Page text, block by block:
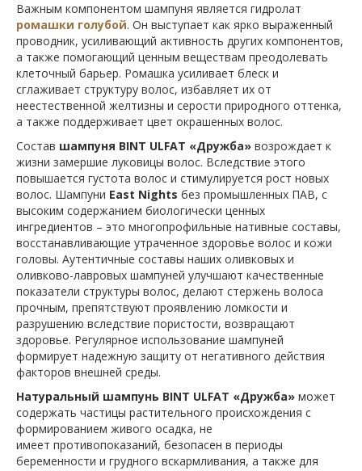
Важным компонентом шампуня является гидролат
ромашки голубой. Он выступает как ярко выраженный
проводник, усиливающий активность других компонентов,
а также помогающий ценным веществам преодолевать
клеточный барьер. Ромашка усиливает блеск и
сглаживает структуру волос, избавляет их от
неестественной желтизны и серости природного оттенка,
а также поддерживает цвет окрашенных волос.
Состав шампуня BINT ULFAT «Дружба» возрождает к
жизни замершие луковицы волос. Вследствие этого
повышается густота волос и стимулируется рост новых
волос. Шампуни East Nights без промышленных ПАВ, с
высоким содержанием биологически ценных
ингредиентов – это многопрофильные нативные составы,
восстанавливающие утраченное здоровье волос и кожи
головы. Аутентичные составы наших оливковых и
оливково-лавровых шампуней улучшают качественные
показатели структуры волос, делают стержень волоса
прочным, препятствуют проявлению ломкости и
разрушению вследствие пористости, возвращают
здоровье. Регулярное использование шампуней
формирует надежную защиту от негативного действия
факторов внешней среды.
Натуральный шампунь BINT ULFAT «Дружба» может
содержать частицы растительного происхождения с
формированием живого осадка, не
имеет противопоказаний, безопасен в периоды
беременности и грудного вскармливания, а также для